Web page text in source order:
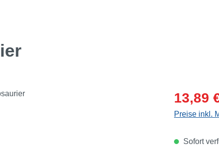
13,89
Preise inkl.
Sofort